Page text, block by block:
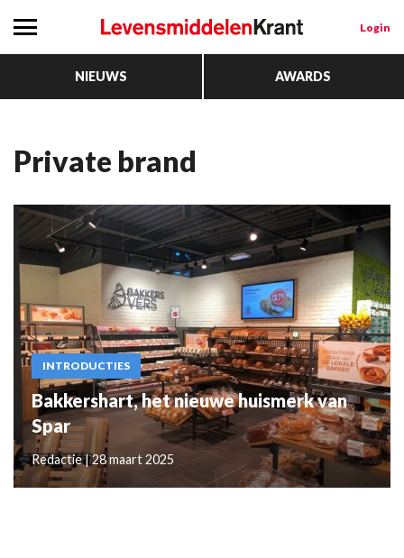
Login
NIEUWS AWARDS
private brand
INTRODUCTIES
Bakkershart, het nieuwe huismerk van
Spar
Redactie | 28 maart 2025